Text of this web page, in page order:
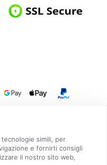
con Contit
| © 2026 Tutti
09351560967